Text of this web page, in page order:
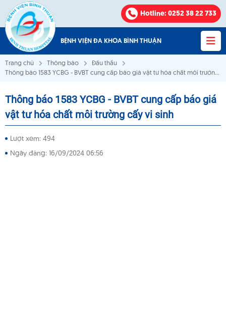
Hotline: 0252 38 22 733
BỆNH VIỆN ĐA KHOA BÌNH THUẬN
Bệnh viện Đa khoa Bình Thuận
Trang chủ Thông báo
Đấu thầu
Thông báo 1583 YCBG - BVBT cung cấp báo giá vật tư hóa chất môi trường
Thông báo 1583 YCBG - BVBT cung cấp báo giá
vật tư hóa chất môi trường cấy vi sinh
Lượt xem: 494
Ngày đăng: 16/09/2024 06:56